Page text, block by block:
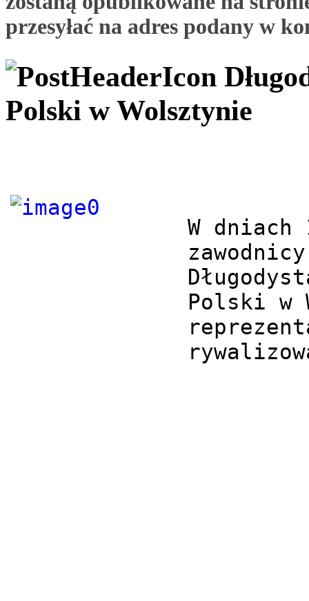
przesyłać na adres podany w
Polski w Wolsztynie
W dniach
Polski w